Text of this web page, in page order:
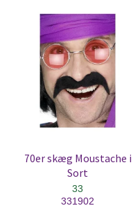
70er skæg Moustache i
Sort
33
331902